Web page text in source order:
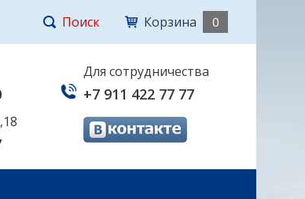
Поиск Корзина 0
Для сотрудничества
+7 911 422 77 77